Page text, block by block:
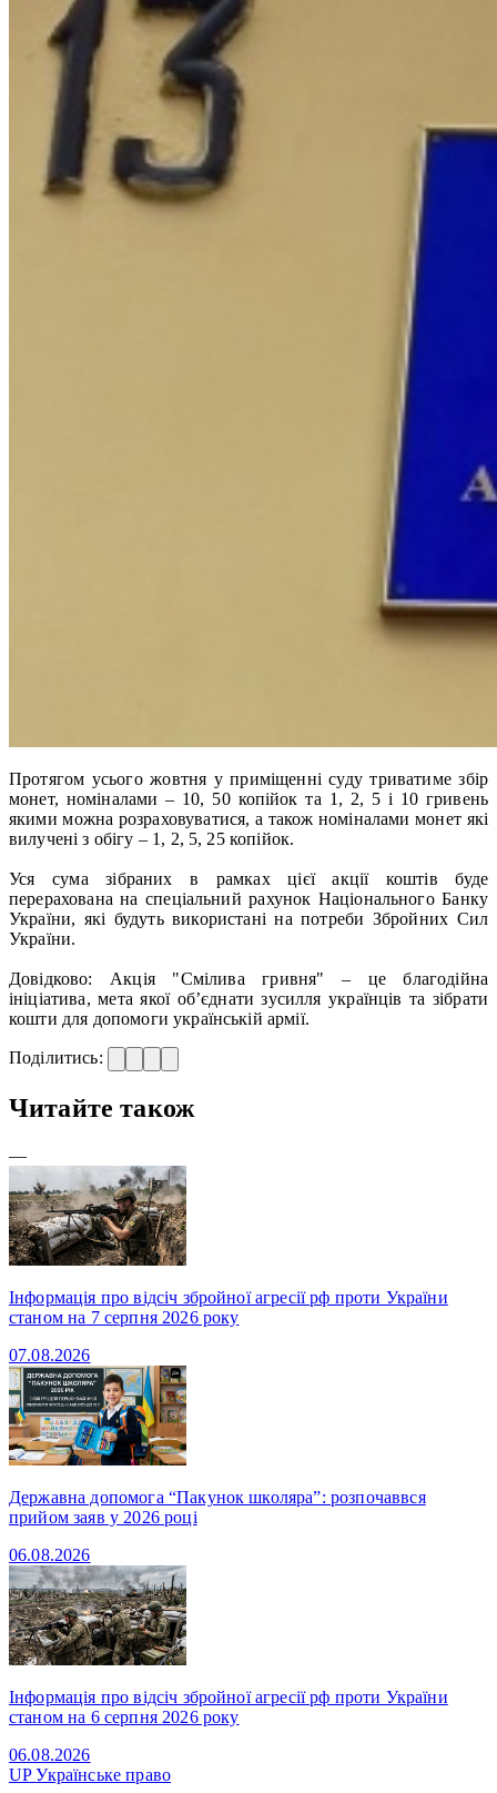
Протягом усього жовтня у приміщенні суду триватиме збір
монет, номіналами – 10, 50 копійок та 1, 2, 5 і 10 гривень
якими можна розраховуватися, а також номіналами монет які
вилучені з обігу – 1, 2, 5, 25 копійок.
Уся сума зібраних в рамках цієї акції коштів буде
перерахована на спеціальний рахунок Національного Банку
України, які будуть використані на потреби Збройних Сил
України.
Довідково: Акція "Смілива гривня" – це благодійна
ініціатива, мета якої об’єднати зусилля українців та зібрати
кошти для допомоги українській армії.
Поділитись:
Читайте також
—
Інформація про відсіч збройної агресії рф проти України
станом на 7 серпня 2026 року
07.08.2026
Державна допомога “Пакунок школяра”: розпочаввся
прийом заяв у 2026 році
06.08.2026
Інформація про відсіч збройної агресії рф проти України
станом на 6 серпня 2026 року
06.08.2026
UPУкраїнське право